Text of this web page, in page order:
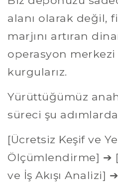
alanı olarak değil,
marjını artıran
operasyon merkezi
kurgularız.
Yürüttüğümüz
süreci şu
[Ücretsiz Keşif ve
Ölçümlendirme] ➔
ve İş Akışı Analizi]